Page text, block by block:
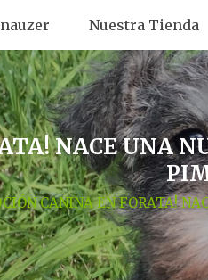
Nuestra Tienda
NACE UNA
CANINA EN FORATA!